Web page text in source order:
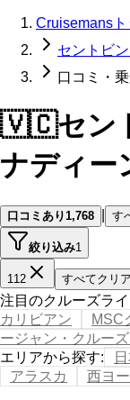
Cruisemans
セントビ
口コミ・
🇻🇨セン
ナディー
口コミあり1,768 す
絞り込み1
112 すべてクリア
注目のクルーズラ
カリビアン
MSC
ージャン・クルー
エリアから探す:
アラスカ
西ヨ